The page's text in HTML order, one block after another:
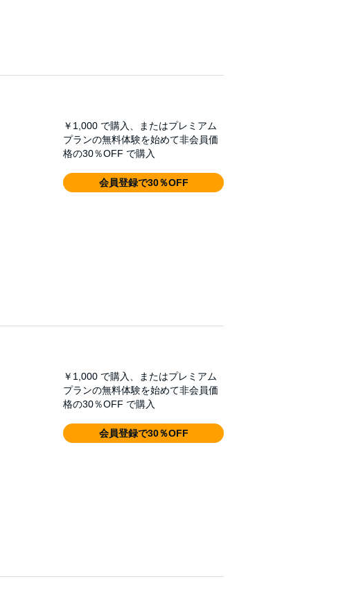
￥1,000 で購入、またはプレミアム
プランの無料体験を始めて非会員価
格の30％OFF で購入
会員登録で30％OFF
￥1,000 で購入、またはプレミアム
プランの無料体験を始めて非会員価
格の30％OFF で購入
会員登録で30％OFF